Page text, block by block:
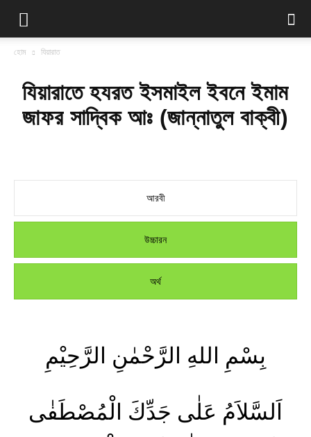
হোম যিয়ারাত
যিয়ারাতে হযরত ইসমাইল ইবনে ইমাম
জাফর সাদ্বিক আঃ (জান্নাতুল বাক্বী)
আরবী
উচ্চারন
অর্থ
بِسْمِ اللهِ الرَّحْمٰنِ الرَّحِیْمِ
اَلسَّلاَمُ عَلٰی جَدِّكَ الْمُصْطَفٰی